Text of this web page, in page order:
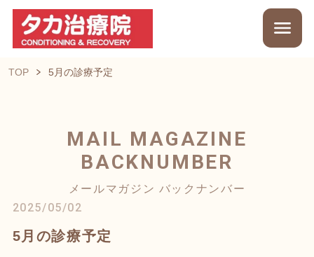
TOP 5月の診療予定
MAIL MAGAZINE
BACKNUMBER
メールマガジン バックナンバー
2025/05/02
5月の診療予定